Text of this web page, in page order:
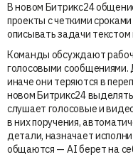
В новом Битрикс24
проекты с четкими
описывать задачи
Команды обсуждают
голосовыми сообщениями.
иначе они теряются в
новом Битрикс24
слушает голосовые и
в них поручения,
детали, назначает
общаются — AI берет на